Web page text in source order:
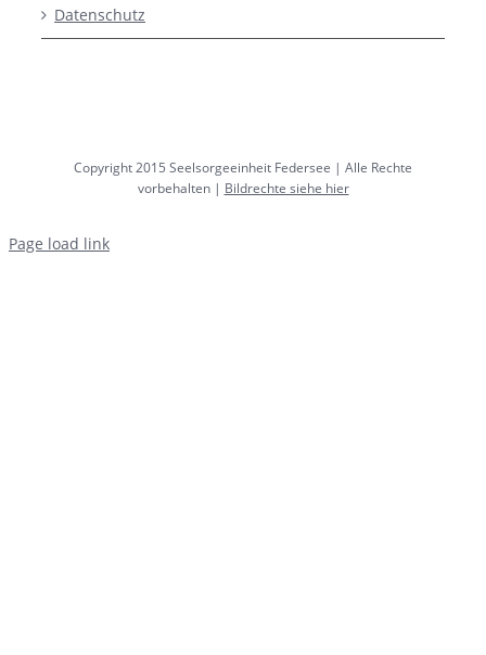
Datenschutz
Copyright 2015 Seelsorgeeinheit Federsee | Alle Rechte
vorbehalten | Bildrechte siehe hier
Page load link